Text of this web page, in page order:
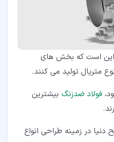
این است که بخش های
متریال تولید می کنند.
فولاد ضدزنگ بیشترین
دنیا در زمینه طراحی انواع